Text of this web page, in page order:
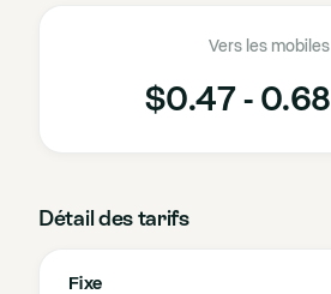
Vers les mobiles
$0.47 - 0.68
Détail des tarifs
Fixe